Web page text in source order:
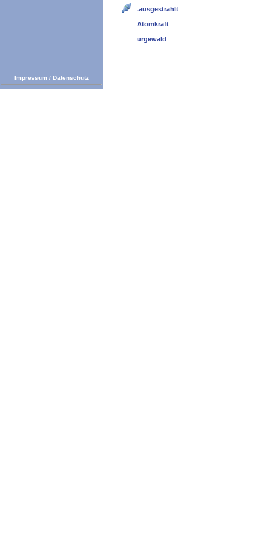
.ausgestrahlt
Atomkraft
urgewald
Impressum / Datenschutz